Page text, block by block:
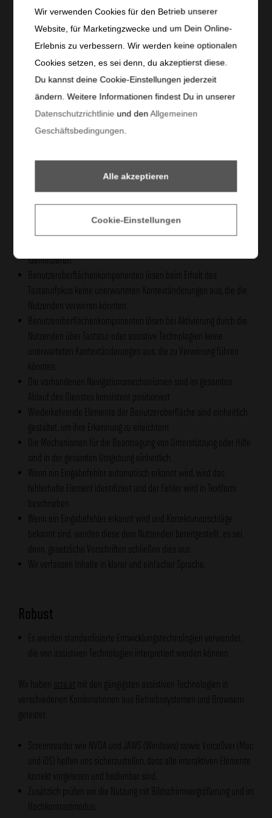
Die Funktionen werden nicht sofort nach Berührung aktiviert, sie
können vor der Ausführung abgebrochen werden, und müssen nicht
gedrückt werden, um zu funktionieren.
Bei Benutzeroberflächenkomponenten mit Beschriftungen, die Text
oder Textbilder enthalten, umfasst der von assistiven Technologien
gelesene Name den visuell dargestellten Text.
Alle Funktionen können genutzt werden ohne, dass man sich
ausschließlich auf die Bewegung des Geräts oder des Benutzers
eine einfache Interaktion für die Nutzer zu gewährleisten.
identifizieren.
Benutzeroberflächenkomponenten lösen beim Erhalt des
Tastaturfokus keine unerwarteten Kontextänderungen aus, die die
Nutzenden verwirren könnten.
Benutzeroberflächenkomponenten lösen bei Aktivierung durch die
Nutzenden über Tastatur oder assistive Technologien keine
unerwarteten Kontextänderungen aus, die zu Verwirrung führen
könnten.
Die vorhandenen Navigationsmechanismen sind im gesamten
Ablauf des Dienstes konsistent positioniert
Wiederkehrende Elemente der Benutzeroberfläche sind einheitlich
gestaltet, um ihre Erkennung zu erleichtern
Die Mechanismen für die Beantragung von Unterstützung oder Hilfe
sind in der gesamten Umgebung einheitlich.
Wenn ein Eingabefehler automatisch erkannt wird, wird das
fehlerhafte Element identifiziert und der Fehler wird in Textform
beschrieben
Wenn ein Eingabefehler erkannt wird und Korrekturvorschläge
bekannt sind, werden diese dem Nutzenden bereitgestellt, es sei
denn, gesetzliche Vorschriften schließen dies aus
Wir verfassen Inhalte in klarer und einfacher Sprache.
Robust
Es werden standardisierte Entwicklungstechnologien verwendet,
die von assistiven Technologien interpretiert werden können
Wir haben scra.at mit den gängigsten assistiven Technologien in
verschiedenen Kombinationen aus Betriebssystemen und Browsern
getestet:
Screenreader wie NVDA und JAWS (Windows) sowie VoiceOver (Mac
und iOS) helfen uns sicherzustellen, dass alle interaktiven Elemente
korrekt vorgelesen und bedienbar sind.
Zusätzlich prüfen wir die Nutzung mit Bildschirmvergrößerung und im
Hochkontrastmodus.
Wir verwenden Cookies für den Betrieb unserer
Website, für Marketingzwecke und um Dein Online-
Erlebnis zu verbessern. Wir werden keine optionalen
Cookies setzen, es sei denn, du akzeptierst diese.
Du kannst deine Cookie-Einstellungen jederzeit
ändern. Weitere Informationen findest Du in unserer
Datenschutzrichtlinie und den Allgemeinen
Geschäftsbedingungen
Alle akzeptieren
Cookie-Einstellungen